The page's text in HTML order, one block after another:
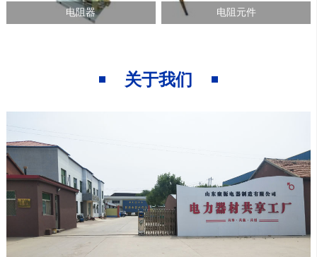
电阻器 电阻元件
关于我们